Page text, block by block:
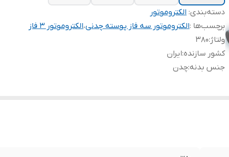
دسته‌بندی: الکتروموتور
برچسب‌ها :الکتروموتور سه فاز پوسته چدنی،الکتروموتور 3 فاز
ولتاژ:۳۸۰
کشور سازنده:ایران
جنس بدنه:چدن